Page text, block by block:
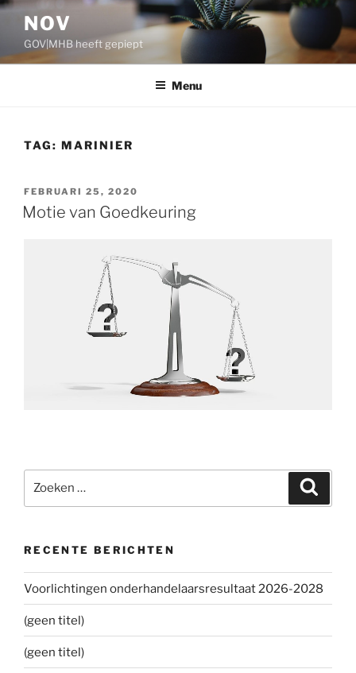
Ga
inhoud
NOV
GOV|MHB heeft gepiept
Menu
TAG: MARINIER
GEPLAATST
OP
FEBRUARI 25, 2020
Motie van Goedkeuring
Zoeken
RECENTE BERICHTEN
Voorlichtingen onderhandelaarsresultaat 2026-2028
(geen titel)
(geen titel)